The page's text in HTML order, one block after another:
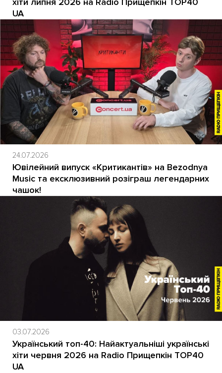
UA
24.07.2026
Ювілейний випуск «Критикантів» на Bezodnya
Music та ексклюзивний розіграш легендарних
чашок!
03.07.2026
Український топ-40: Найактуальніші українські
хіти червня 2026 на Radio Прищепкін TOP40
UA